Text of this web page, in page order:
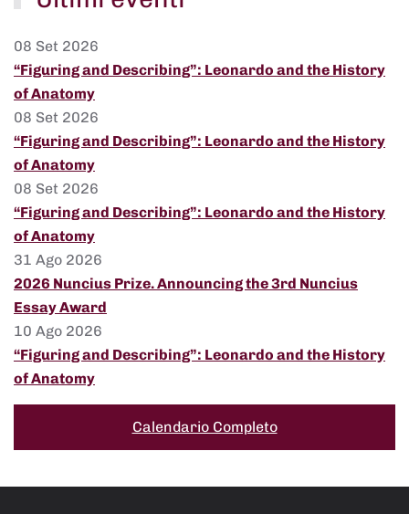
08 Set 2026
“Figuring and Describing”: Leonardo and the History
of Anatomy
08 Set 2026
“Figuring and Describing”: Leonardo and the History
of Anatomy
08 Set 2026
“Figuring and Describing”: Leonardo and the History
of Anatomy
31 Ago 2026
2026 Nuncius Prize. Announcing the 3rd Nuncius
Essay Award
10 Ago 2026
“Figuring and Describing”: Leonardo and the History
of Anatomy
Calendario Completo